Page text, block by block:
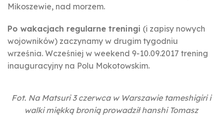
Mikoszewie, nad morzem.
Po wakacjach regularne treningi (i zapisy nowych
wojowników) zaczynamy w drugim tygodniu
września. Wcześniej w weekend 9-10.09.2017 trening
inauguracyjny na Polu Mokotowskim.
Fot. Na Matsuri 3 czerwca w Warszawie tameshigiri i
walki miękką bronią prowadził hanshi Tomasz